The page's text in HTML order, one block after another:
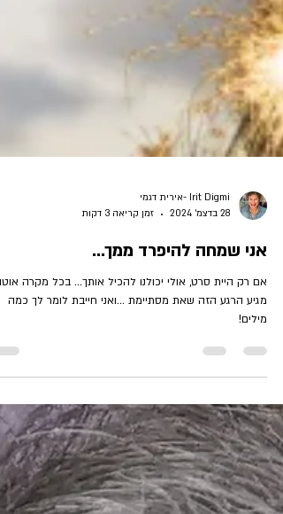
28 בדצמ׳ 2024
זמן קריאה 3 דקות
אני שמחה להיפרד ממך...
אם רק היית סרט, אולי יכולנו להכיל אותך... בכל מקרה
מגיע הרגע הזה שאת מסתיימת ...ואני חייבת לומר לך כמה